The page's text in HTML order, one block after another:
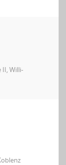
II, Willi-